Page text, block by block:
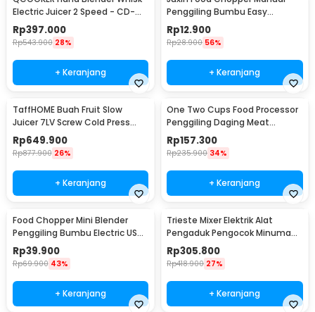
Electric Juicer 2 Speed - CD-
HB01
Rp397.000
Rp543.900 28%
+ Keranjang
Penggiling Bumbu Easy
Operation 230ml - JX10
Rp12.900
Rp28.900 56%
+ Keranjang
TaffHOME Buah Fruit Slow
Juicer 7LV Screw Cold Press
Extractor Machine - JE-B03BH
Rp649.900
Rp877.900 26%
+ Keranjang
One Two Cups Food Processor
Penggiling Daging Meat
Grinder 2L 200W - JJ-1966
Rp157.300
Rp235.900 34%
+ Keranjang
Food Chopper Mini Blender
Penggiling Bumbu Electric USB
Charge 23W 250ml - SR01
Rp39.900
Rp69.900 43%
+ Keranjang
Trieste Mixer Elektrik Alat
Pengaduk Pengocok Minuman
Otomatis 100W - HSM-705S
Rp305.800
Rp418.900 27%
+ Keranjang